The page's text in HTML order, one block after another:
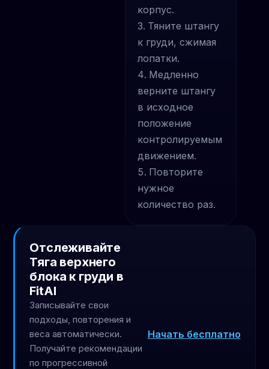
корпус.
Тяните штангу
к груди, сжимая
лопатки.
Медленно
верните штангу
в исходное
положение
контролируемым
движением.
Повторите
нужное
количество раз.
Отслеживайте
Тяга верхнего
блока к груди в
FitAI
Записывайте свои
подходы, повторения и
веса автоматически.
Получайте рекомендации
по прогрессивной
Начать бесплатно